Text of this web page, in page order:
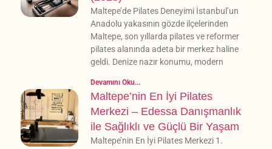
Maltepe’de Pilates Deneyimi İstanbul’un
Anadolu yakasının gözde ilçelerinden
Maltepe, son yıllarda pilates ve reformer
pilates alanında adeta bir merkez haline
geldi. Denize nazır konumu, modern
Devamını Oku...
Maltepe’nin En İyi Pilates
Merkezi – Edessa Danışmanlık
ile Sağlıklı ve Güçlü Bir Yaşam
Maltepe’nin En İyi Pilates Merkezi 1.